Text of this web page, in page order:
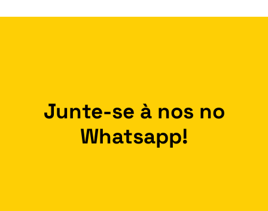
Junte-se à nos no
Whatsapp!